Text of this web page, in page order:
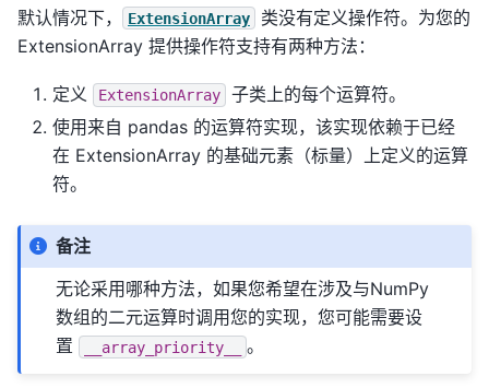
默认情况下， ExtensionArray
类没有定义操作符。为您的
ExtensionArray 提供操作符支持有两种方法：
定义 ExtensionArray
子类上的每个运算符。
使用来自 pandas 的运算符实现，该实现依赖于已经
在 ExtensionArray 的基础元素（标量）上定义的运算
符。
备注
无论采用哪种方法，如果您希望在涉及与NumPy
数组的二元运算时调用您的实现，您可能需要设
置
__array_priority__ 。